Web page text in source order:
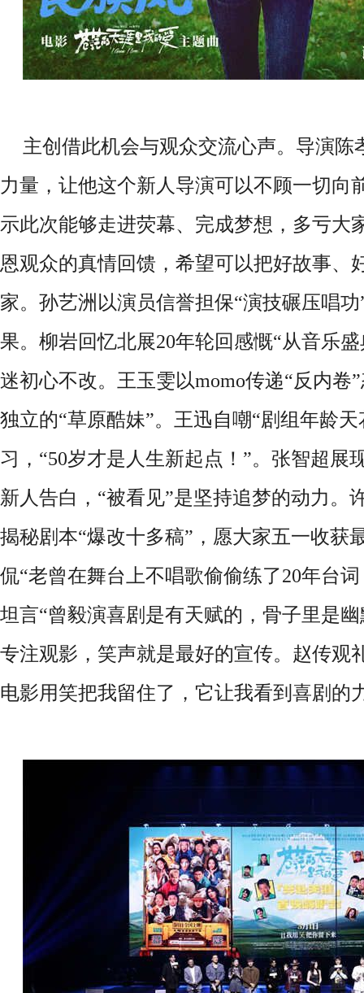
主创借此机会与观众交流心声。 导演陈
力量，让他这个新人导演可以不顾一切向
示此次能够走进荧幕、完成梦想，多亏大
恩观众的真情回馈，希望可以把好故事、
家。孙艺洲以演员信誉担保“演技碾压唱
果。柳岩回忆北展20年轮回感慨“从音乐
迷初心不改。王玉雯以momo传递“反内卷
独立的“草原酷妹”。 王迅自嘲“剧组年龄天
习， “50岁才是人生新起点！”。 张智超展
新人告白， “被看见”是坚持追梦的动力。
揭秘剧本“爆改十多稿”，愿大家五一收获
侃“老曾在舞台上不唱歌偷偷练了20年台
坦言“曾毅演喜剧是有天赋的，骨子里是
专注观影，笑声就是最好的宣传。 赵传观
电影用笑把我留住了，它让我看到喜剧的